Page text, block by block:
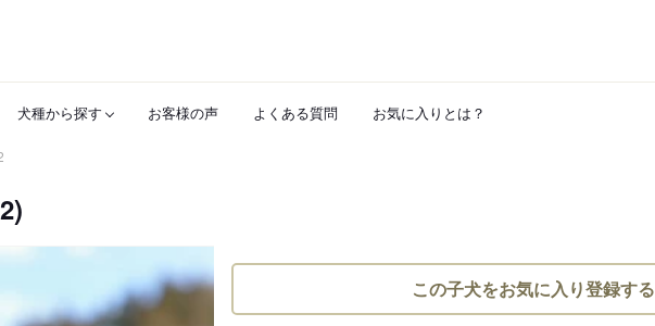
犬種から探す お客様の声 よくある質問 お気に入りとは？
この子犬をお気に入り登録する